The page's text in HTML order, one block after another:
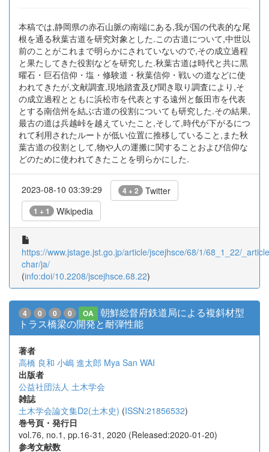
本稿では,静岡県の赤石山脈の南端にある,我が国の代表的な尾
根を通る秋葉古道を研究対象とした.この古道について,中世以
前のことがこれまで明らかにされていないので,その成立過程
と果たしてきた役割などを研究した.秋葉古道は時代と共に黒
曜石・巨石信仰・塩・修験道・秋葉信仰・戦いの道などに使
われてきたが,文献調査,現地踏査及び聞き取り調査により,そ
の成立過程とともに浜松市を代表とする遠州と飯田市を代表
とする南信州を結ぶ古道の役割についても研究した.その結果,
最古の道は兵越峠を越えていたこと,そして,時代が下がるにつ
れて利用されたルートが低い位置に推移していること,また秋
葉古道の役割として,物や人の運搬に関することおよび信仰な
どのために使われてきたことを明らかにした.
2023-08-10 03:39:29 4 + 2 Twitter
1 + 1 Wikipedia
https://www.jstage.jst.go.jp/article/jscejhsce/68/1/68_1_22/
char/ja/
(info:doi/10.2208/jscejhsce.68.22)
4 0 0 0 OA
朝鮮総督府鉄道局による複斜材型
トラス橋梁の開発と耐弾性能
著者
高橋 良和 小嶋 進太郎 Mya San WAI
出版者
公益社団法人 土木学会
雑誌
土木学会論文集D2(土木史) (ISSN:21856532)
巻号頁・発行日
vol.76, no.1, pp.16-31, 2020 (Released:2020-01-20)
参考文献数